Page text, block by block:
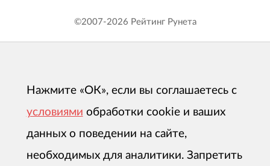
©2007-2026 Рейтинг Рунета
Нажмите «ОК», если вы соглашаетесь с
условиями обработки cookie и ваших
данных о поведении на сайте,
необходимых для аналитики. Запретить